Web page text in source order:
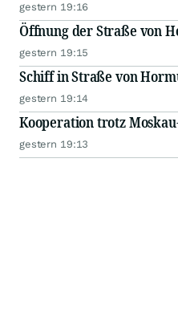
gestern 19:16
Öffnung der Straße von
gestern 19:15
Schiff in Straße von
gestern 19:14
Kooperation trotz
gestern 19:13